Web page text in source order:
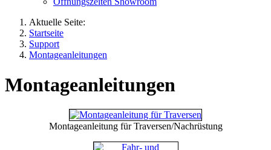
Aktuelle Seite:
Startseite
Support
Montageanleitungen
Montageanleitungen
Montageanleitung für Traversen/Nachrüstung